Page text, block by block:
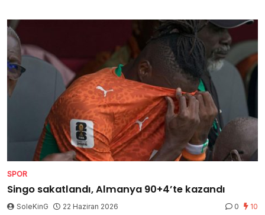
SPOR
Singo sakatlandı, Almanya 90+4’te kazandı
SoleKinG 22 Haziran 2026 0 10